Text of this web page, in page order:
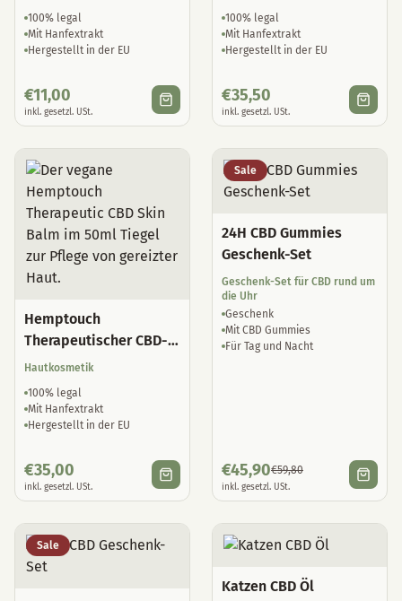
100% legal
Mit Hanfextrakt
Hergestellt in der EU
€11,00
inkl. gesetzl. USt.
100% legal
Mit Hanfextrakt
Hergestellt in der EU
€35,50
inkl. gesetzl. USt.
Hemptouch
Therapeutischer CBD-
Hautbalsam
Hautkosmetik
100% legal
Mit Hanfextrakt
Hergestellt in der EU
€35,00
inkl. gesetzl. USt.
Sale
24H CBD Gummies
Geschenk-Set
Geschenk-Set für CBD rund um
die Uhr
Geschenk
Mit CBD Gummies
Für Tag und Nacht
€45,90€59,80
inkl. gesetzl. USt.
Sale
Katzen CBD Öl